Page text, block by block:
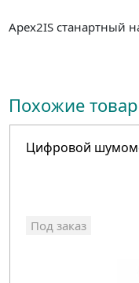
Apex2IS станартный
Похожие
Цифровой
Под заказ